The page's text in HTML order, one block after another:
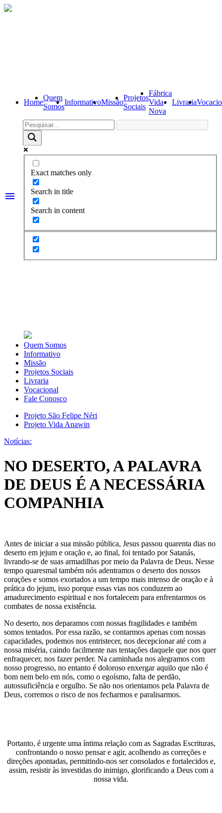
Home
Quem
Somos
InformativoMissão
Projetos
Sociais
Fábrica
Vida
Nova
Livraria
menu
Exact matches only
Search in title
Search in content
Quem Somos
Informativo
Missão
Projetos Sociais
Livraria
Vocacional
Fale Conosco
Projeto São Felipe Néri
Projeto Vida Anawin
Notícias:
NO DESERTO, A PALAVRA
DE DEUS É A NECESSÁRIA
COMPANHIA
Antes de iniciar a sua missão pública, Jesus passou quarenta dias no
deserto em jejum e oração e, ao final, foi tentado por Satanás,
livrando-se de suas armadilhas por meio da Palavra de Deus. Nesse
tempo quaresmal também nós adentramos o deserto dos nossos
corações e somos exortados a um tempo mais intenso de oração e à
prática do jejum, isso porque essas vias nos conduzem ao
amadurecimento espiritual e nos fortalecem para enfrentarmos os
combates de nossa existência.
No deserto, nos deparamos com nossas fragilidades e também
somos tentados. Por essa razão, se contarmos apenas com nossas
capacidades, podemos nos entristecer, nos decepcionar até com a
nossa miséria, caindo facilmente nas tentações daquele que nos quer
enfraquecer, nos fazer perder. Na caminhada nos alegramos com
nosso progresso, no entanto é doloroso enxergar aquilo que não é
bom nem belo em nós, como o egoísmo, falta de perdão,
autossuficiência e orgulho. Se não nos orientamos pela Palavra de
Deus, corremos o risco de nos fecharmos e paralisarmos.
Portanto, é urgente uma íntima relação com as Sagradas Escrituras,
confrontando o nosso pensar e agir, acolhendo as correções e
direções apontadas, permitindo-nos ser consolados e fortalecidos e,
assim, resistir às investidas do inimigo, glorificando a Deus com a
nossa vida.